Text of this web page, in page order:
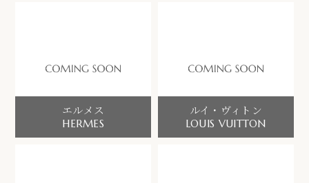
エルメス
HERMES
ルイ・ヴィトン
LOUIS VUITTON